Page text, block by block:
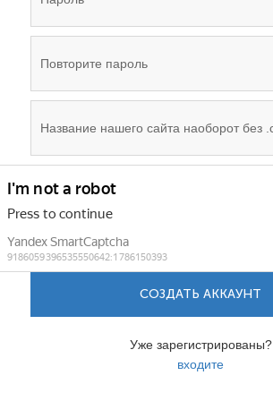
СОЗДАТЬ АККАУНТ
Уже зарегистрированы?
входите